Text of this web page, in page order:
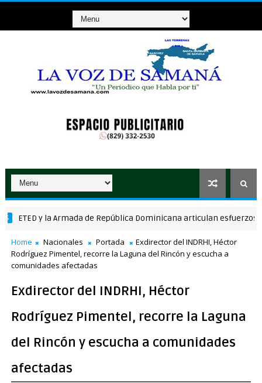
y la Armada de República Dominicana articulan esfuerzos
Home Nacionales Portada
Exdirector del INDRHI, Héctor
Rodríguez Pimentel, recorre la Laguna del Rincón y escucha a
comunidades afectadas
Exdirector del INDRHI, Héctor
Rodríguez Pimentel, recorre la Laguna
del Rincón y escucha a comunidades
afectadas